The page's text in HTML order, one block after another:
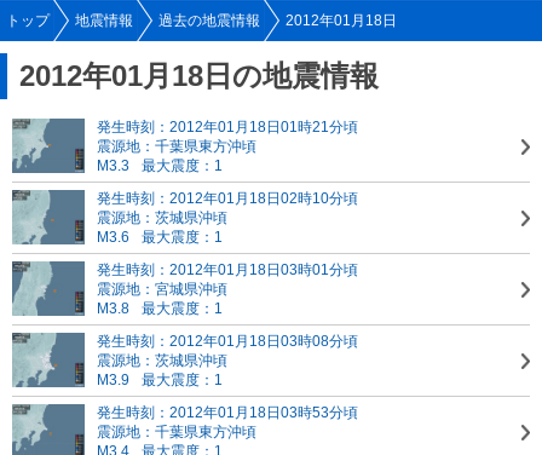
トップ 地震情報 過去の地震情報 2012年01月18日
2012年01月18日の地震情報
発生時刻：2012年01月18日01時21分頃
震源地：千葉県東方沖頃
M3.3
最大震度：1
発生時刻：2012年01月18日02時10分頃
震源地：茨城県沖頃
M3.6
最大震度：1
発生時刻：2012年01月18日03時01分頃
震源地：宮城県沖頃
M3.8
最大震度：1
発生時刻：2012年01月18日03時08分頃
震源地：茨城県沖頃
M3.9
最大震度：1
発生時刻：2012年01月18日03時53分頃
震源地：千葉県東方沖頃
M3.4
最大震度：1